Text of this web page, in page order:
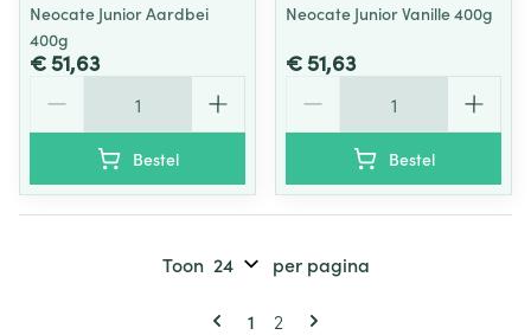
Neocate Junior Aardbei
400g
€ 51,63
Bestel
Neocate Junior Vanille 400g
€ 51,63
Bestel
Pagina's
U lees momenteel pagina
1 Pagina
2
Toon per pagina